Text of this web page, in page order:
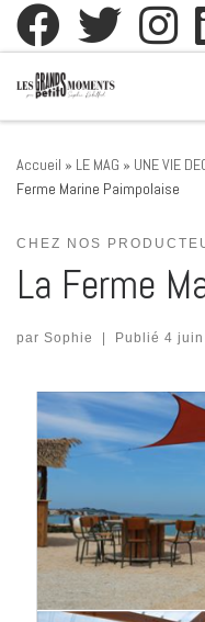
Passer au contenu
Accueil » LE MAG » UNE VIE
Ferme Marine Paimpolaise
CHEZ NOS
La Ferme
par Sophie | Publié 4